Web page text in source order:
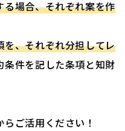
場合、それぞれ案を作
、それぞれ分担してレ
条件を記した条項と知財
ご活用ください！